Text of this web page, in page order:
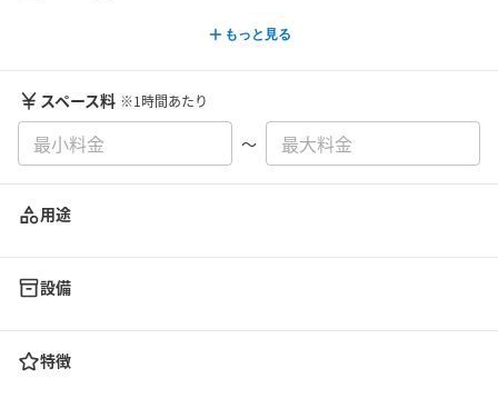
もっと見る
スペース料 ※1時間あたり
〜
用途
設備
特徴